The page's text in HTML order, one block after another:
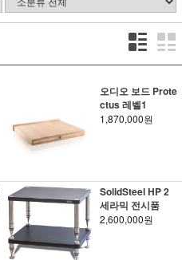
오디오 보드 Prote
ctus 레벨1
1,870,000원
SolidSteel HP 2
세라믹 전시품
2,600,000원